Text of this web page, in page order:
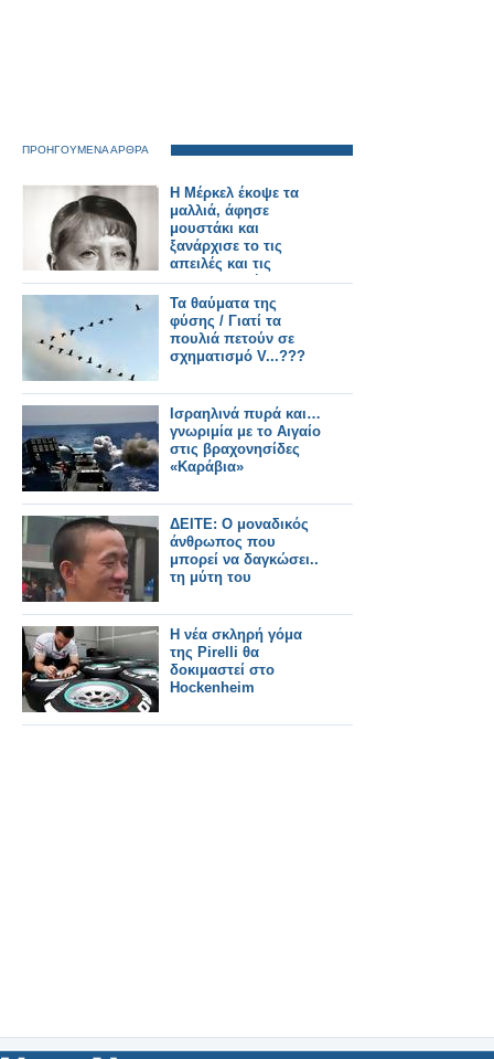
ΠΡΟΗΓΟΥΜΕΝΑ ΑΡΘΡΑ
Η Μέρκελ έκοψε τα
μαλλιά, άφησε
μουστάκι και
ξανάρχισε το τις
απειλές και τις
προειδοποιήσεις.
Τα θαύματα της
φύσης / Γιατί τα
πουλιά πετούν σε
σχηματισμό V...???
Ισραηλινά πυρά και…
γνωριμία με το Αιγαίο
στις βραχονησίδες
«Καράβια»
ΔΕΙΤΕ: Ο μοναδικός
άνθρωπος που
μπορεί να δαγκώσει..
τη μύτη του
H νέα σκληρή γόμα
της Pirelli θα
δοκιμαστεί στο
Hockenheim